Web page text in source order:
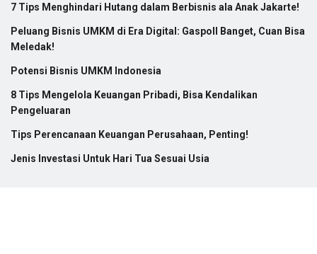
7 Tips Menghindari Hutang dalam Berbisnis ala Anak Jakarte!
Peluang Bisnis UMKM di Era Digital: Gaspoll Banget, Cuan Bisa
Meledak!
Potensi Bisnis UMKM Indonesia
8 Tips Mengelola Keuangan Pribadi, Bisa Kendalikan
Pengeluaran
Tips Perencanaan Keuangan Perusahaan, Penting!
Jenis Investasi Untuk Hari Tua Sesuai Usia